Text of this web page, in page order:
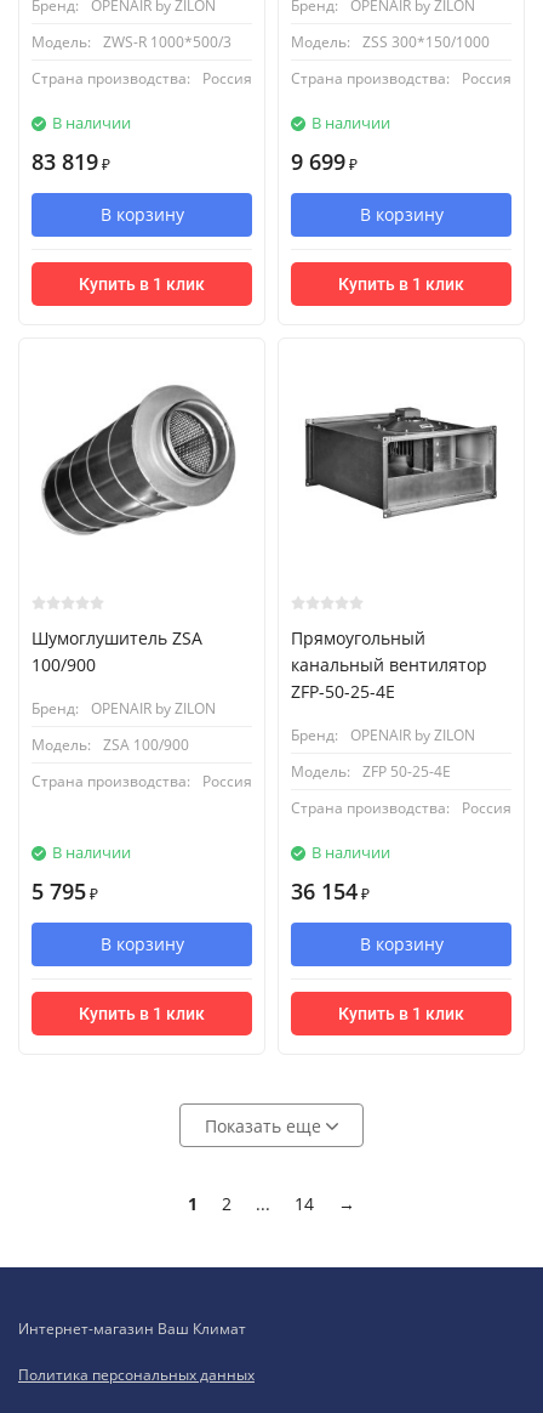
Бренд:
OPENAIR by ZILON
Модель:
ZWS-R 1000*500/3
Страна производства:
Россия
В наличии
83 819 ₽
В корзину
Купить в 1 клик
Бренд:
OPENAIR by ZILON
Модель:
ZSS 300*150/1000
Страна производства:
Россия
В наличии
9 699 ₽
В корзину
Купить в 1 клик
Шумоглушитель ZSA
100/900
Бренд:
OPENAIR by ZILON
Модель:
ZSA 100/900
Страна производства:
Россия
В наличии
5 795 ₽
В корзину
Купить в 1 клик
Прямоугольный
канальный вентилятор
ZFP-50-25-4Е
Бренд:
OPENAIR by ZILON
Модель:
ZFP 50-25-4E
Страна производства:
Россия
В наличии
36 154 ₽
В корзину
Купить в 1 клик
Показать еще
1 2 ... 14 →
Интернет-магазин Ваш Климат
Политика персональных данных